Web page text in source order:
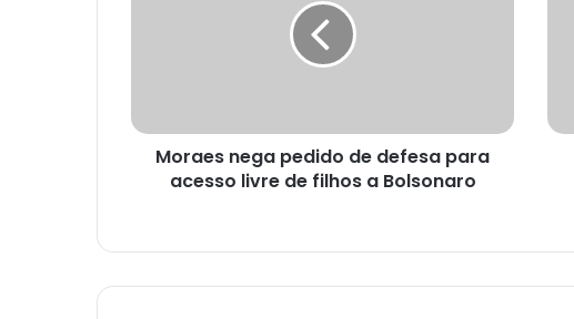
Moraes nega pedido de defesa para
acesso livre de filhos a Bolsonaro